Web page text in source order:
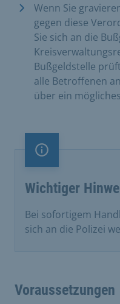
Wenn Sie
gegen diese
Sie sich an die
Bußgeldstelle
alle Betroffenen
über ein
Information
Wichtiger
Bei sofortigem
sich an die Polizei
Voraussetzungen